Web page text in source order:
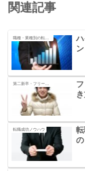
関連記事
職種・業種別の転職の秘訣
第二新卒・フリーターの転職の秘訣
転職成功ノウハウ
の